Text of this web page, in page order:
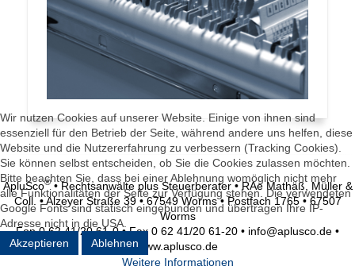
ApluSco®• Rechtsanwälte plus Steuerberater • RAe Mathäß, Müller &
Coll. • Alzeyer Straße 39 • 67549 Worms • Postfach 1765 • 67507
Worms
Fon 0 62 41/20 61-0 • Fax 0 62 41/20 61-20 • info@aplusco.de •
www.aplusco.de
Wir nutzen Cookies auf unserer Website. Einige von ihnen sind
essenziell für den Betrieb der Seite, während andere uns helfen, diese
Website und die Nutzererfahrung zu verbessern (Tracking Cookies).
Sie können selbst entscheiden, ob Sie die Cookies zulassen möchten.
Bitte beachten Sie, dass bei einer Ablehnung womöglich nicht mehr
alle Funktionalitäten der Seite zur Verfügung stehen. Die verwendeten
Google Fonts sind statisch eingebunden und übertragen Ihre IP-
Adresse nicht in die USA.
Akzeptieren
Ablehnen
Weitere Informationen